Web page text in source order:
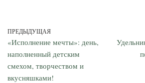
ПРЕДЫДУЩАЯ
«Исполнение мечты»: день,
наполненный детским
смехом, творчеством и
вкусняшками!